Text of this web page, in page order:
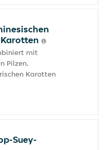
mit
Pilzen,
Karotten
Suey-